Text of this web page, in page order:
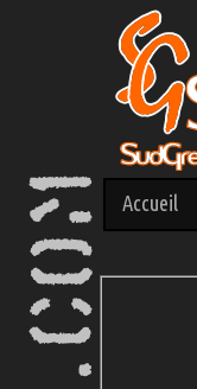
Accueil